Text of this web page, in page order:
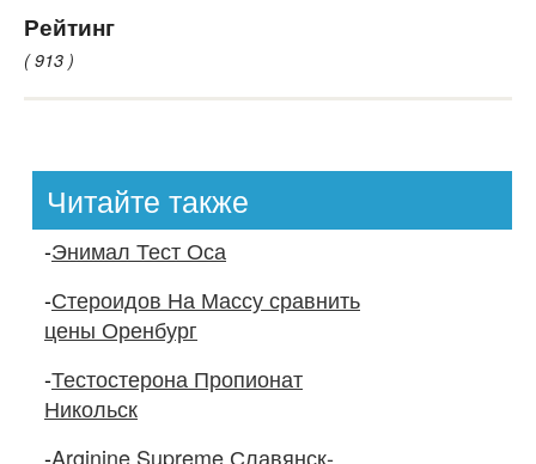
Рейтинг
( 913 )
Читайте также
-Энимал Тест Оса
-Стероидов На Массу сравнить
цены Оренбург
-Тестостерона Пропионат
Никольск
-Arginine Supreme Славянск-